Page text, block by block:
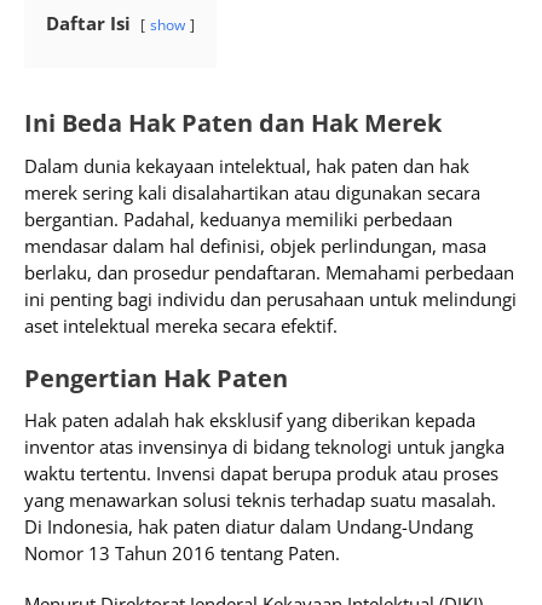
Daftar Isi show
Ini Beda Hak Paten dan Hak Merek
Dalam dunia kekayaan intelektual, hak paten dan hak
merek sering kali disalahartikan atau digunakan secara
bergantian. Padahal, keduanya memiliki perbedaan
mendasar dalam hal definisi, objek perlindungan, masa
berlaku, dan prosedur pendaftaran. Memahami perbedaan
ini penting bagi individu dan perusahaan untuk melindungi
aset intelektual mereka secara efektif.
Pengertian Hak Paten
Hak paten adalah hak eksklusif yang diberikan kepada
inventor atas invensinya di bidang teknologi untuk jangka
waktu tertentu. Invensi dapat berupa produk atau proses
yang menawarkan solusi teknis terhadap suatu masalah.
Di Indonesia, hak paten diatur dalam Undang-Undang
Nomor 13 Tahun 2016 tentang Paten.